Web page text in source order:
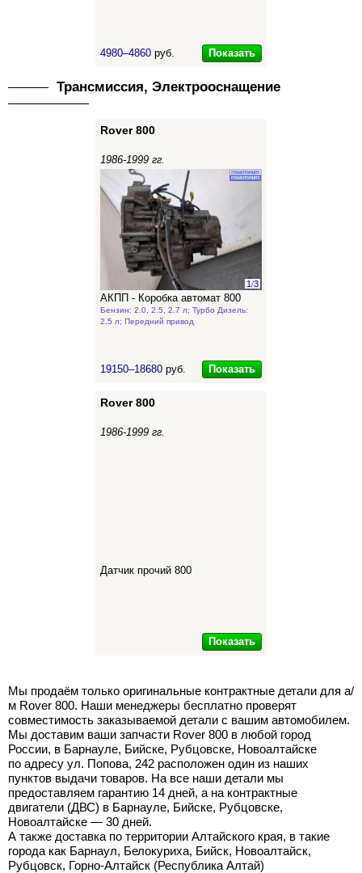
4980–4860 руб. Показать
Трансмиссия, Электрооснащение
Rover 800
1986-1999 гг.
1/3
АКПП - Коробка автомат 800
Бензин: 2.0, 2.5, 2.7 л; Турбо Дизель:
2.5 л; Передний привод
19150–18680 руб. Показать
Rover 800
1986-1999 гг.
Датчик прочий 800
Показать
Мы продаём только оригинальные контрактные детали для а/
м Rover 800. Наши менеджеры бесплатно проверят
совместимость заказываемой детали с вашим автомобилем.
Мы доставим ваши запчасти Rover 800 в любой город
России, в Барнауле, Бийске, Рубцовске, Новоалтайске
по адресу ул. Попова, 242 расположен один из наших
пунктов выдачи товаров. На все наши детали мы
предоставляем гарантию 14 дней, а на контрактные
двигатели (ДВС) в Барнауле, Бийске, Рубцовске,
Новоалтайске — 30 дней.
А также доставка по территории Алтайского края, в такие
города как Барнаул, Белокуриха, Бийск, Новоалтайск,
Рубцовск, Горно-Алтайск (Республика Алтай)